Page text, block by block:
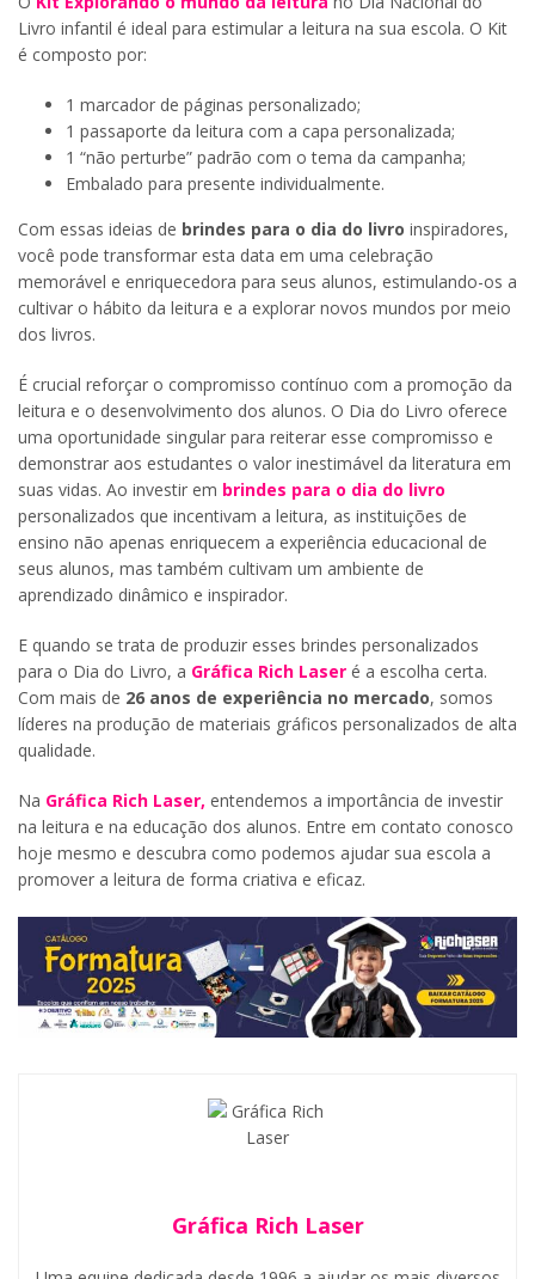
Livro infantil é ideal para estimular a leitura na sua escola. O Kit
é composto por:
1 marcador de páginas personalizado;
1 passaporte da leitura com a capa personalizada;
1 “não perturbe” padrão com o tema da campanha;
Embalado para presente individualmente.
Com essas ideias de brindes para o dia do livro inspiradores,
você pode transformar esta data em uma celebração
memorável e enriquecedora para seus alunos, estimulando-os a
cultivar o hábito da leitura e a explorar novos mundos por meio
dos livros.
É crucial reforçar o compromisso contínuo com a promoção da
leitura e o desenvolvimento dos alunos. O Dia do Livro oferece
uma oportunidade singular para reiterar esse compromisso e
demonstrar aos estudantes o valor inestimável da literatura em
suas vidas. Ao investir em brindes para o dia do livro
personalizados que incentivam a leitura, as instituições de
ensino não apenas enriquecem a experiência educacional de
seus alunos, mas também cultivam um ambiente de
aprendizado dinâmico e inspirador.
E quando se trata de produzir esses brindes personalizados
para o Dia do Livro, a Gráfica Rich Laser é a escolha certa.
Com mais de 26 anos de experiência no mercado, somos
líderes na produção de materiais gráficos personalizados de alta
qualidade.
Na Gráfica Rich Laser, entendemos a importância de investir
na leitura e na educação dos alunos. Entre em contato conosco
hoje mesmo e descubra como podemos ajudar sua escola a
promover a leitura de forma criativa e eficaz.
Gráfica Rich Laser